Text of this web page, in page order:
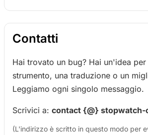
Contatti
Hai trovato un bug? Hai un'idea
strumento, una traduzione o un
Leggiamo ogni singolo messaggio.
Scrivici a: contact {@}
(L'indirizzo è scritto in questo modo per